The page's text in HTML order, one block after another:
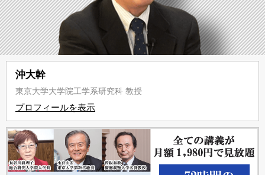
沖大幹
東京大学大学院工学系研究科 教授
プロフィールを表示